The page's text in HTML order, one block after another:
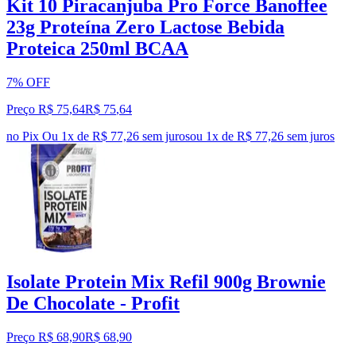
Kit 10 Piracanjuba Pro Force Banoffee
23g Proteína Zero Lactose Bebida
Proteica 250ml BCAA
7% OFF
Preço R$ 75,64R$ 75,64
no Pix Ou 1x de R$ 77,26 sem jurosou 1x de R$ 77,26 sem juros
Isolate Protein Mix Refil 900g Brownie
De Chocolate - Profit
Preço R$ 68,90R$ 68,90